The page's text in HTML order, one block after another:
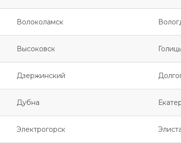
Волоколамск
Высоковск
Дзержинский
Дубна
Электрогорск